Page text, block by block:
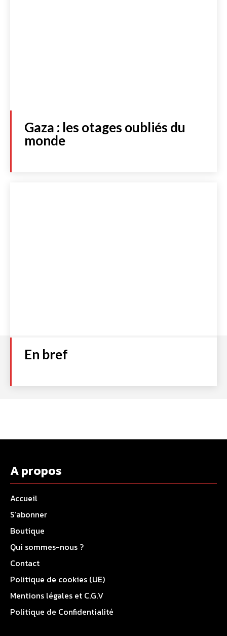
Gaza : les otages oubliés du
monde
En bref
A propos
Accueil
S’abonner
Boutique
Qui sommes-nous ?
Contact
Politique de cookies (UE)
Mentions légales et C.G.V
Politique de Confidentialité